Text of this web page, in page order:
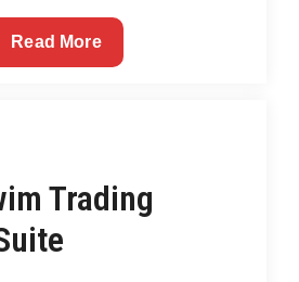
&
Торговля
На
Read More
Trading